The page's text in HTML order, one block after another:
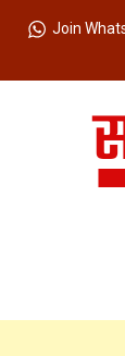
Join